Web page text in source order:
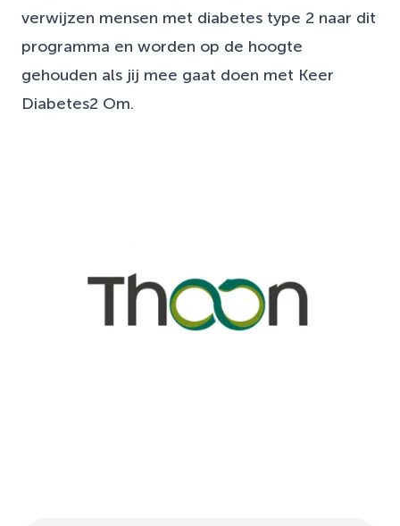
verwijzen mensen met diabetes type 2 naar dit
programma en worden op de hoogte
gehouden als jij mee gaat doen met Keer
Diabetes2 Om.